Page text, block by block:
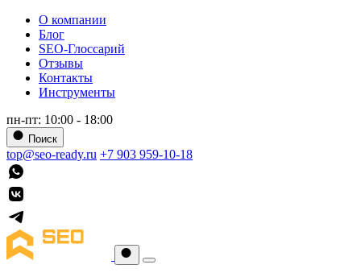
О компании
Блог
SEO-Глоссарий
Отзывы
Контакты
Инструменты
пн-пт: 10:00 - 18:00
Поиск
top@seo-ready.ru +7 903 959-10-18